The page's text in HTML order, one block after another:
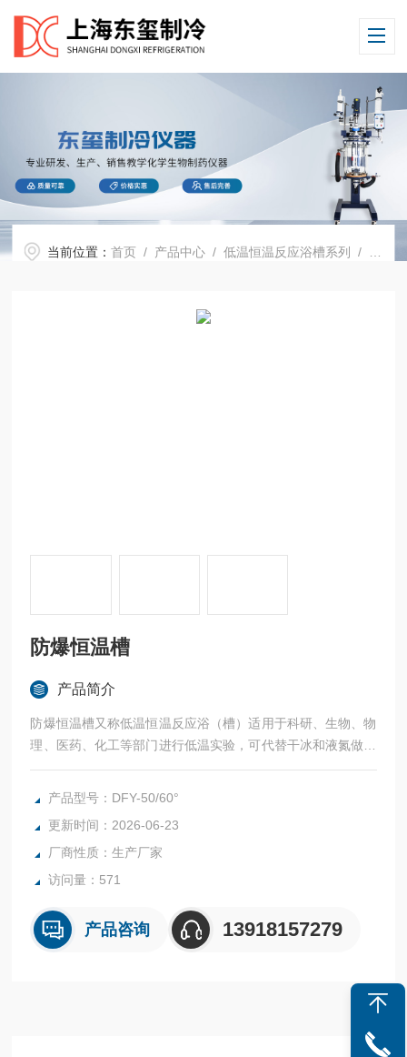
当前位置：首页 / 产品中心 /低温恒温反应浴槽系列 /
防爆恒温槽
产品简介
防爆恒温槽又称低温恒温反应浴（槽）适用于科研、生物、物
理、医药、化工等部门进行低温实验，可代替干冰和液氮做低
温反应和相关设备提供低温条件，又可以作为低温水槽做运用
粘度的测试，又可底部装磁力搅拌，分两段搅拌，使不锈钢槽
产品型号：DFY-50/60°
更新时间：2026-06-23
厂商性质：生产厂家
访问量：571
产品咨询 13918157279